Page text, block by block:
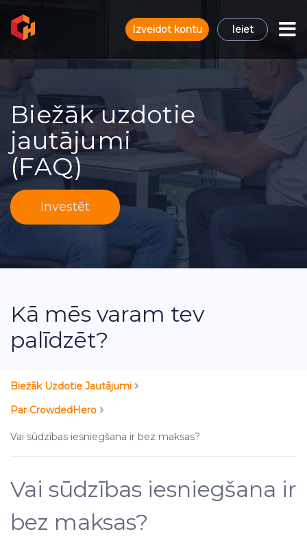
Izveidot kontu Ieiet
Biežāk uzdotie
jautājumi
(FAQ)
Investēt
Kā mēs varam tev
palīdzēt?
Biežāk Uzdotie Jautājumi
Par CrowdedHero
Vai sūdzības iesniegšana ir bez maksas?
Vai sūdzības iesniegšana ir
bez maksas?